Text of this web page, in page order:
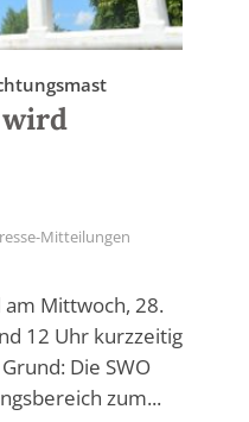
Mitteilungen
Mittwoch, 28.
12 Uhr kurzzeitig
Die SWO
zum...